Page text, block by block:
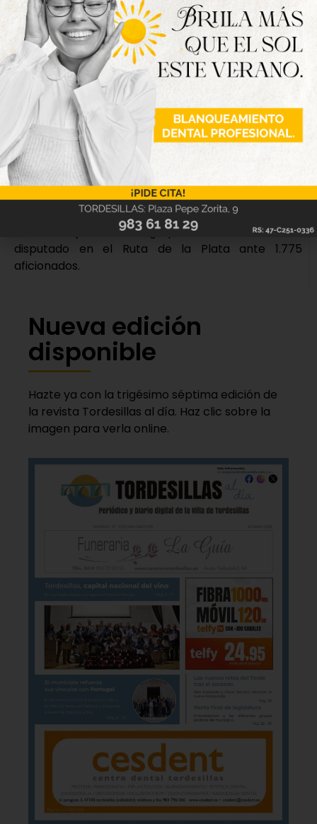
Alcañíz, Fer (Javi Bueno, 84’), Dani Hernández, Javi
Rodríguez (Juanan, 46’), Murci (Sergio García, 60’),
Carlos Ramos y Garban.
Atlético Tordesillas:Farolo, Abel Blanco (Aitor,
76’), Abraham, Javi León (Julián, 61’), Viti, Abel
Conejo, Bayón, Roberto Simón, Juan Fraile (Martia,
65’), Villa y Willian.
Goles:
1-0: Murci (56’); 2-0: Dani Hernández (82’).
Árbitro: Mate Rincón (segoviano). Amonestó al
local Fer y a los visitantes Bayón y Julián.
Incidencias:partido correspondiente a la
undécima jornada del grupo octavo de Tercera
disputado en el Ruta de la Plata ante 1.775
aficionados.
Nueva edición
disponible
Hazte ya con la trigésimo séptima edición de
la revista Tordesillas al día. Haz clic sobre la
imagen para verla online.